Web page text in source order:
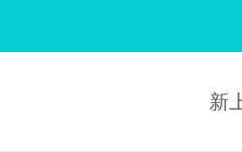
新